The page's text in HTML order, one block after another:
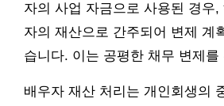
자의 사업 자금으로 사용된 경우,
자의 재산으로 간주되어 변제 계
습니다. 이는 공평한 채무 변제를
배우자 재산 처리는 개인회생의